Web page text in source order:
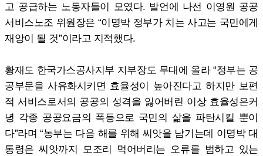
고 공급하는 노동자들이 모였다. 발언에 나선 이영원 공공
서비스노조 위원장은 “이명박 정부가 치는 사고는 국민에게
재앙이 될 것”이라고 지적했다.
황재도 한국가스공사지부 지부장도 무대에 올라 “정부는 공
공부문을 사유화시키면 효율성이 높아진다고 하지만 보편
적 서비스로서의 공공의 성격을 잃어버린 이상 효율성은커
녕 각종 공공요금의 폭등으로 국민의 삶을 파탄시킬 뿐이
다”라며 “농부는 다음 해를 위해 씨앗을 남기는데 이명박 대
통령은 씨앗까지 모조리 먹어버리는 오류를 범하고 있는